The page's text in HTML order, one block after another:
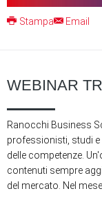
Stampa Email
WEBINAR
Ranocchi Business
professionisti, studi e
delle competenze.
contenuti sempre
del mercato. Nel